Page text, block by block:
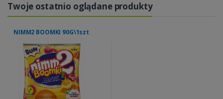
Twoje ostatnio oglądane produkty
NIMM2 BOOMKI 90G\1szt